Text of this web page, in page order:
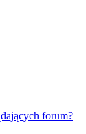
forum?